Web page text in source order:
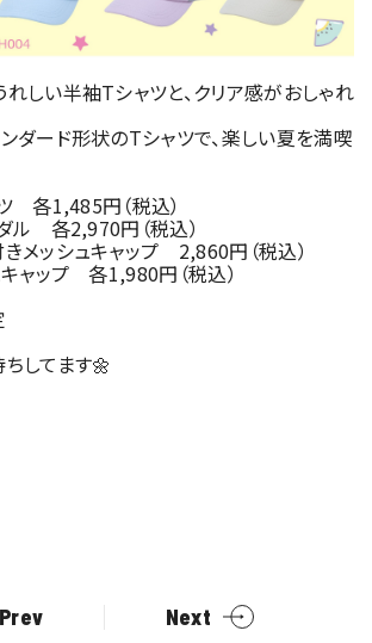
しい半袖Tシャツと、クリア感がおしゃれ
ダード形状のTシャツで、楽しい夏を満喫
各1,485円（税込）
ル 各2,970円（税込）
メッシュキャップ 2,860円（税込）
ャップ 各1,980円（税込）
してます🌼
Prev Next